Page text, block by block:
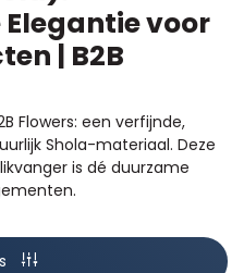
voor
| B2B
Flowers: een verfijnde,
Shola-materiaal. Deze
is dé duurzame